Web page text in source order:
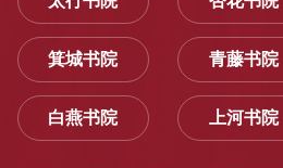
箕城书院 青藤书院
白燕书院 上河书院